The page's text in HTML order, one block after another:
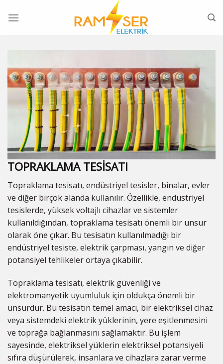
TOPRAKLAMA TESİSATI
Topraklama tesisatı, endüstriyel tesisler, binalar, evler
ve diğer birçok alanda kullanılır. Özellikle, endüstriyel
tesislerde, yüksek voltajlı cihazlar ve sistemler
kullanıldığından, topraklama tesisatı önemli bir unsur
olarak öne çıkar. Bu tesisatın kullanılmadığı bir
endüstriyel tesiste, elektrik çarpması, yangın ve diğer
potansiyel tehlikeler ortaya çıkabilir.
Topraklama tesisatı, elektrik güvenliği ve
elektromanyetik uyumluluk için oldukça önemli bir
unsurdur. Bu tesisatın temel amacı, bir elektriksel cihaz
veya sistemdeki elektrik yüklerinin, yere eşitlenmesini
ve toprağa bağlanmasını sağlamaktır. Bu işlem
sayesinde, elektriksel yüklerin elektriksel potansiyeli
sıfıra düşürülerek, insanlara ve cihazlara zarar verme